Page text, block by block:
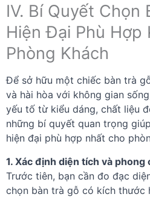
IV. Bí Quyết Chọn
Hiện Đại Phù Hợp
Phòng Khách
Để sở hữu một chiếc bàn trà
và hài hòa với không gian
yếu tố từ kiểu dáng, chất liệu
những bí quyết quan trọng
hiện đại phù hợp nhất cho
1. Xác định diện tích và phong
Trước tiên, bạn cần đo đạc
chọn bàn trà gỗ có kích thước